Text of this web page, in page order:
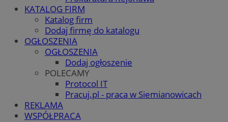
KATALOG FIRM
Katalog firm
Dodaj firmę do katalogu
OGŁOSZENIA
OGŁOSZENIA
Dodaj ogłoszenie
POLECAMY
Protocol IT
Pracuj.pl - praca w Siemianowicach
REKLAMA
WSPÓŁPRACA